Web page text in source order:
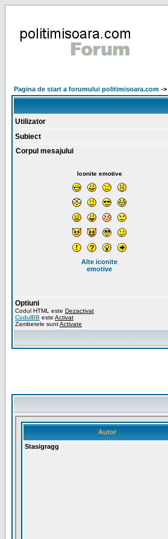
Pagina de start a forumului politimisoara.com ->
Utilizator
Subiect
Corpul mesajului
Iconite emotive
Alte iconite
emotive
Optiuni
Codul HTML este Dezactivat
CodulBB este Activat
Zambetele suntActivate